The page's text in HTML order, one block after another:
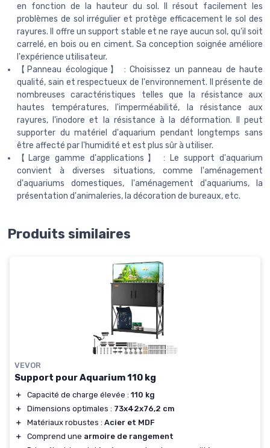
en fonction de la hauteur du sol. Il résout facilement les
problèmes de sol irrégulier et protège efficacement le sol des
rayures. Il offre un support stable et ne raye aucun sol, qu'il soit
carrelé, en bois ou en ciment. Sa conception soignée améliore
l'expérience utilisateur.
【Panneau écologique】 : Choisissez un panneau de haute
qualité, sain et respectueux de l'environnement. Il présente de
nombreuses caractéristiques telles que la résistance aux
hautes températures, l'imperméabilité, la résistance aux
rayures, l'inodore et la résistance à la déformation. Il peut
supporter du matériel d'aquarium pendant longtemps sans
être affecté par l'humidité et est plus sûr à utiliser.
【Large gamme d'applications】 : Le support d'aquarium
convient à diverses situations, comme l'aménagement
d'aquariums domestiques, l'aménagement d'aquariums, la
présentation d'animaleries, la décoration de bureaux, etc.
Produits similaires
VEVOR
Support pour Aquarium 110 kg
＋ Capacité de charge élevée : 110 kg
＋
Dimensions optimales : 73x42x76,2 cm
＋
Matériaux robustes : Acier et MDF
＋
Comprend une armoire de rangement